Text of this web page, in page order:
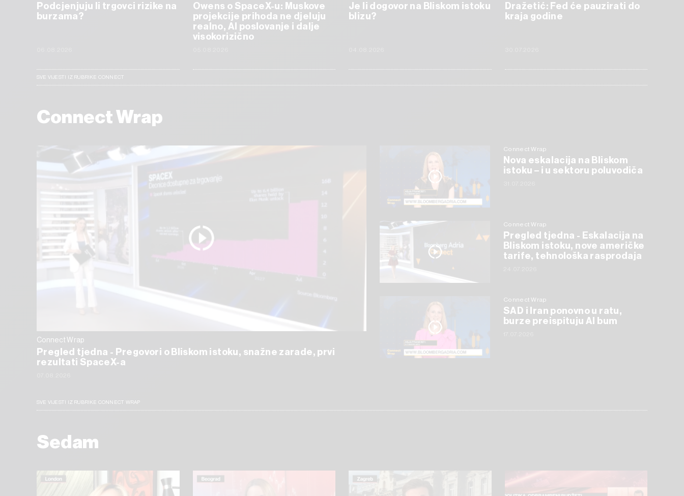
Podcjenjuju li trgovci rizike na
burzama?
Owens o SpaceX-u: Muskove
projekcije prihoda ne djeluju
realno, AI poslovanje i dalje
visokorizično
Je li dogovor na Bliskom istoku
blizu?
Dražetić: Fed će pauzirati do
kraja godine
SVE VIJESTI IZ RUBRIKE CONNECT
Connect Wrap
Connect Wrap
Pregled tjedna - Pregovori o Bliskom istoku, snažne zarade, prvi
rezultati SpaceX-a
Connect Wrap
Nova eskalacija na Bliskom
istoku – i u sektoru poluvodiča
Connect Wrap
Pregled tjedna - Eskalacija na
Bliskom istoku, nove američke
tarife, tehnološka rasprodaja
Connect Wrap
SAD i Iran ponovno u ratu,
burze preispituju AI bum
SVE VIJESTI IZ RUBRIKE CONNECT WRAP
Sedam